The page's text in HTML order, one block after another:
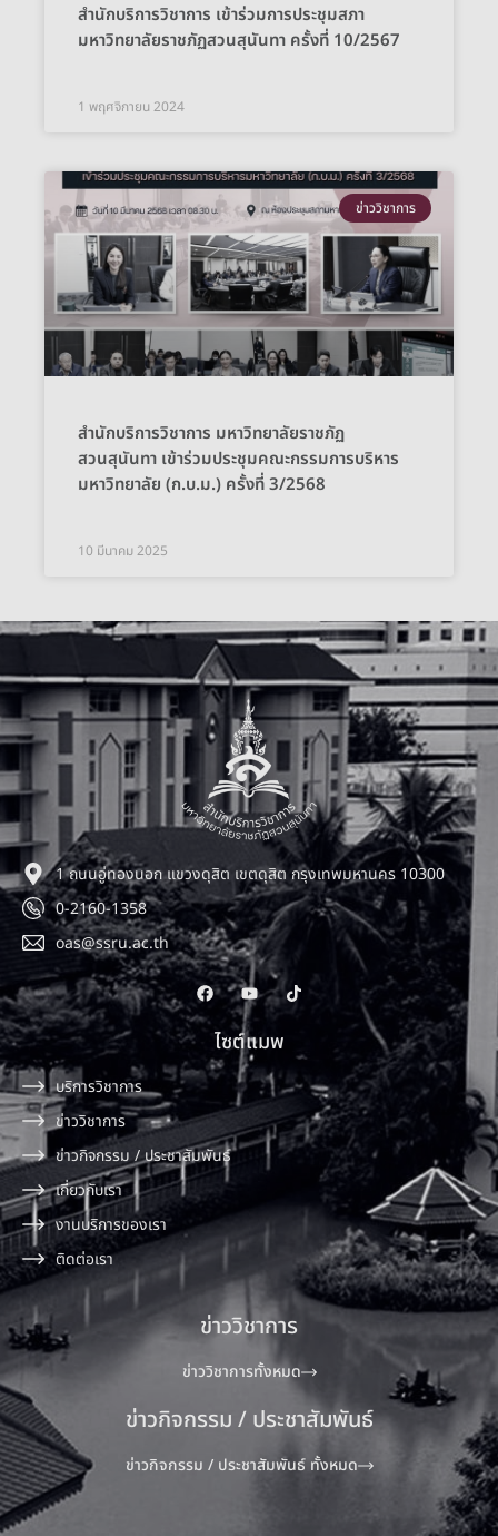
สำนักบริการวิชาการ เข้าร่วมการประชุมสภา
มหาวิทยาลัยราชภัฏสวนสุนันทา ครั้งที่ 10/2567
1 พฤศจิกายน 2024
ข่าววิชาการ
สำนักบริการวิชาการ มหาวิทยาลัยราชภัฏ
สวนสุนันทา เข้าร่วมประชุมคณะกรรมการบริหาร
มหาวิทยาลัย (ก.บ.ม.) ครั้งที่ 3/2568
10 มีนาคม 2025
1 ถนนอู่ทองนอก แขวงดุสิต เขตดุสิต กรุงเทพมหานคร 10300
0-2160-1358
oas@ssru.ac.th
ไซต์แมพ
บริการวิชาการ
ข่าววิชาการ
ข่าวกิจกรรม / ประชาสัมพันธ์
เกี่ยวกับเรา
งานบริการของเรา
ติดต่อเรา
ข่าววิชาการ
ข่าววิชาการทั้งหมด
ข่าวกิจกรรม / ประชาสัมพันธ์
ข่าวกิจกรรม / ประชาสัมพันธ์ ทั้งหมด